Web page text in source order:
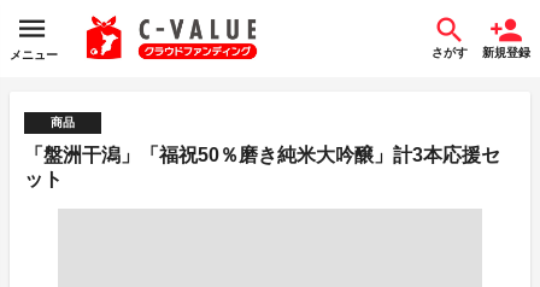
メニュー さがす 新規登録
商品
「盤洲干潟」「福祝50％磨き純米大吟醸」計3本応援セ
ット